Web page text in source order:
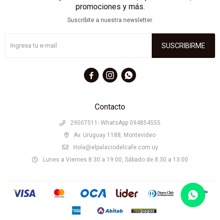
Contacto
29007511- WhatsApp 094854555
Av. Uruguay 1188, Montevideo
Hola@elpalaciodelcafe.com.uy
Lunes a Viernes 8:30 a 19:00, Sábado de 8:30 a 13:00
promociones y más.
Suscribite a nuestra newsletter.
SUSCRIBIRME
  